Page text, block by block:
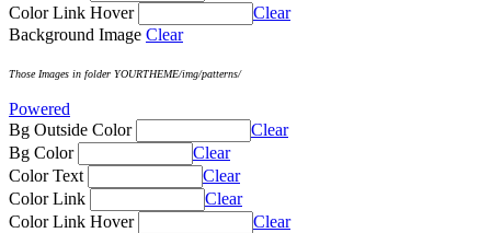
Color Link Hover
Clear
Background Image Clear
Those Images in folder YOURTHEME/img/patterns/
Powered
Bg Outside Color
Clear
Bg Color
Clear
Color Text
Clear
Color Link
Clear
Color Link Hover
Clear